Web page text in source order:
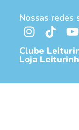
Nossas redes
Clube
Loja